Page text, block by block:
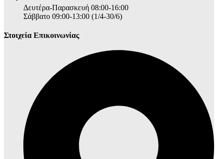
Δευτέρα-Παρασκευή 08:00-16:00
Σάββατο 09:00-13:00 (1/4-30/6)
Στοιχεία Επικοινωνίας